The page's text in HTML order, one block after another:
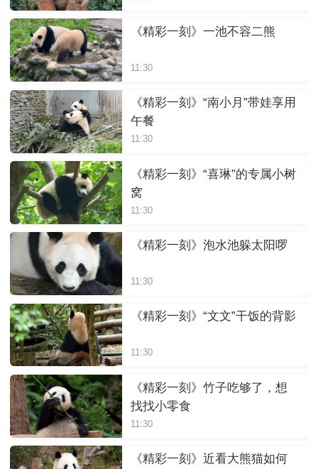
《精彩一刻》一池不容二熊
11:30
《精彩一刻》“南小月”带娃享用
午餐
11:30
《精彩一刻》“喜琳”的专属小树
窝
11:30
《精彩一刻》泡水池躲太阳啰
11:30
《精彩一刻》“文文”干饭的背影
11:30
《精彩一刻》竹子吃够了，想
找找小零食
11:30
《精彩一刻》近看大熊猫如何